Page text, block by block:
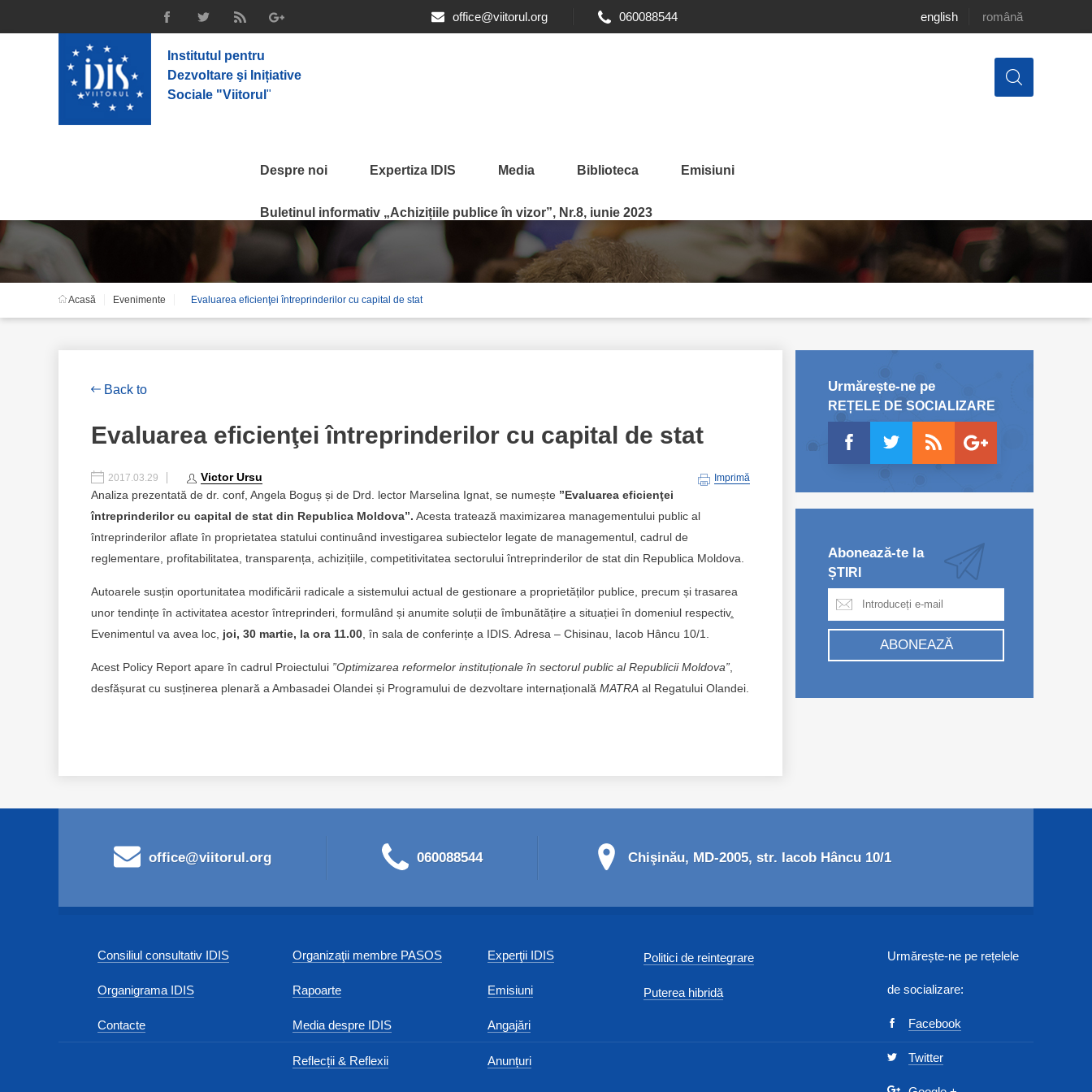
office@viitorul.org 060088544 english română
Institutul pentru
Dezvoltare şi Inițiative
Sociale "Viitorul "
Despre noi Expertiza IDIS Media Biblioteca Emisiuni
Buletinul informativ „Achizițiile publice în vizor”, Nr.8, iunie 2023
Acasă Evenimente Evaluarea eficienţei întreprinderilor cu capital de stat
Back to
Evaluarea eficienţei întreprinderilor cu capital de stat
2017.03.29 Victor Ursu Imprimă
Analiza prezentată de dr. conf, Angela Boguș și de Drd. lector Marselina Ignat, se numește ”Evaluarea eficienţei
întreprinderilor cu capital de stat din Republica Moldova”. Acesta tratează maximizarea managementului public al
întreprinderilor aflate în proprietatea statului continuând investigarea subiectelor legate de managementul, cadrul de
reglementare, profitabilitatea, transparența, achizițiile, competitivitatea sectorului întreprinderilor de stat din Republica Moldova.
Autoarele susțin oportunitatea modificării radicale a sistemului actual de gestionare a proprietăților publice, precum și trasarea
unor tendințe în activitatea acestor întreprinderi, formulând și anumite soluții de îmbunătățire a situației în domeniul respectiv.
Evenimentul va avea loc, joi, 30 martie, la ora 11.00 , în sala de conferințe a IDIS. Adresa – Chisinau, Iacob Hâncu 10/1.
Acest Policy Report apare în cadrul Proiectului ”Optimizarea reformelor instituționale în sectorul public al Republicii Moldova”
desfășurat cu susținerea plenară a Ambasadei Olandei și Programului de dezvoltare internațională MATRA al Regatului Olandei.
Urmărește-ne pe
REȚELE DE SOCIALIZARE
Abonează-te la
ȘTIRI
ABONEAZĂ
office@viitorul.org 060088544 Chişinău, MD-2005, str. Iacob Hâncu 10/1
Consiliul consultativ IDIS
Organigrama IDIS
Contacte
Organizaţii membre PASOS
Rapoarte
Media despre IDIS
Reflecții & Reflexii
Experţii IDIS
Emisiuni
Angajări
Anunțuri
Politici de reintegrare
Puterea hibridă
Urmărește-ne pe rețelele
de socializare:
Facebook
Twitter